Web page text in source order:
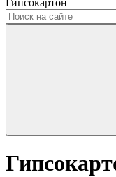
Гипсокартон